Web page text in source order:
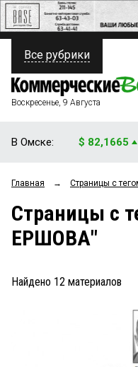
ПОЛИТИКА
ФИНАНСЫ
ОБЩЕСТВО
ЗАКОН
ПРОИСШЕСТВИЯ
Все рубрики
Воскресенье, 9 Августа
В Омске: $ 82,1665
Главная → Страницы c
Страницы c
ЕРШОВА"
Найдено 12 материалов